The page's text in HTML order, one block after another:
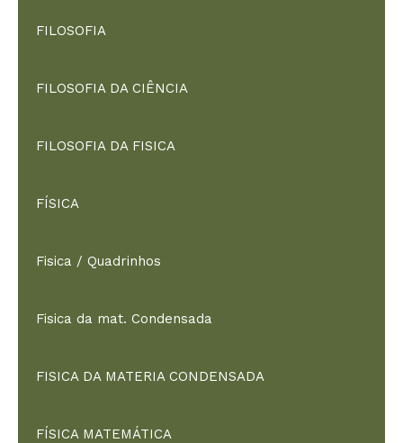
FILOSOFIA
FILOSOFIA DA CIÊNCIA
FILOSOFIA DA FISICA
FÍSICA
Fisica / Quadrinhos
Fisica da mat. Condensada
FISICA DA MATERIA CONDENSADA
FÍSICA MATEMÁTICA